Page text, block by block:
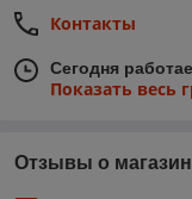
Контакты
Сегодня
Показать весь
Отзывы о